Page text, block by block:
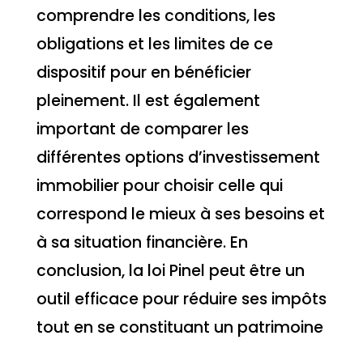
comprendre les conditions, les
obligations et les limites de ce
dispositif pour en bénéficier
pleinement. Il est également
important de comparer les
différentes options d’investissement
immobilier pour choisir celle qui
correspond le mieux à ses besoins et
à sa situation financière. En
conclusion, la loi Pinel peut être un
outil efficace pour réduire ses impôts
tout en se constituant un patrimoine